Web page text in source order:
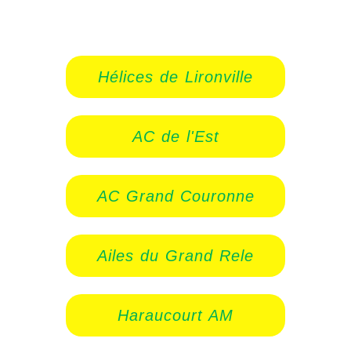
Hélices de Lironville
AC de l'Est
AC Grand Couronne
Ailes du Grand Rele
Haraucourt AM